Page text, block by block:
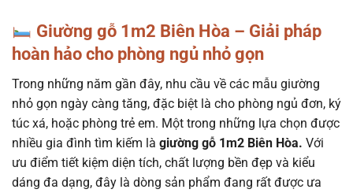
Giường gỗ 1m2 Biên Hòa – Giải pháp
hoàn hảo cho phòng ngủ nhỏ gọn
Trong những năm gần đây, nhu cầu về các mẫu giường
nhỏ gọn ngày càng tăng, đặc biệt là cho phòng ngủ đơn, ký
túc xá, hoặc phòng trẻ em. Một trong những lựa chọn được
nhiều gia đình tìm kiếm là giường gỗ 1m2 Biên Hòa. Với
ưu điểm tiết kiệm diện tích, chất lượng bền đẹp và kiểu
dáng đa dạng, đây là dòng sản phẩm đang rất được ưa